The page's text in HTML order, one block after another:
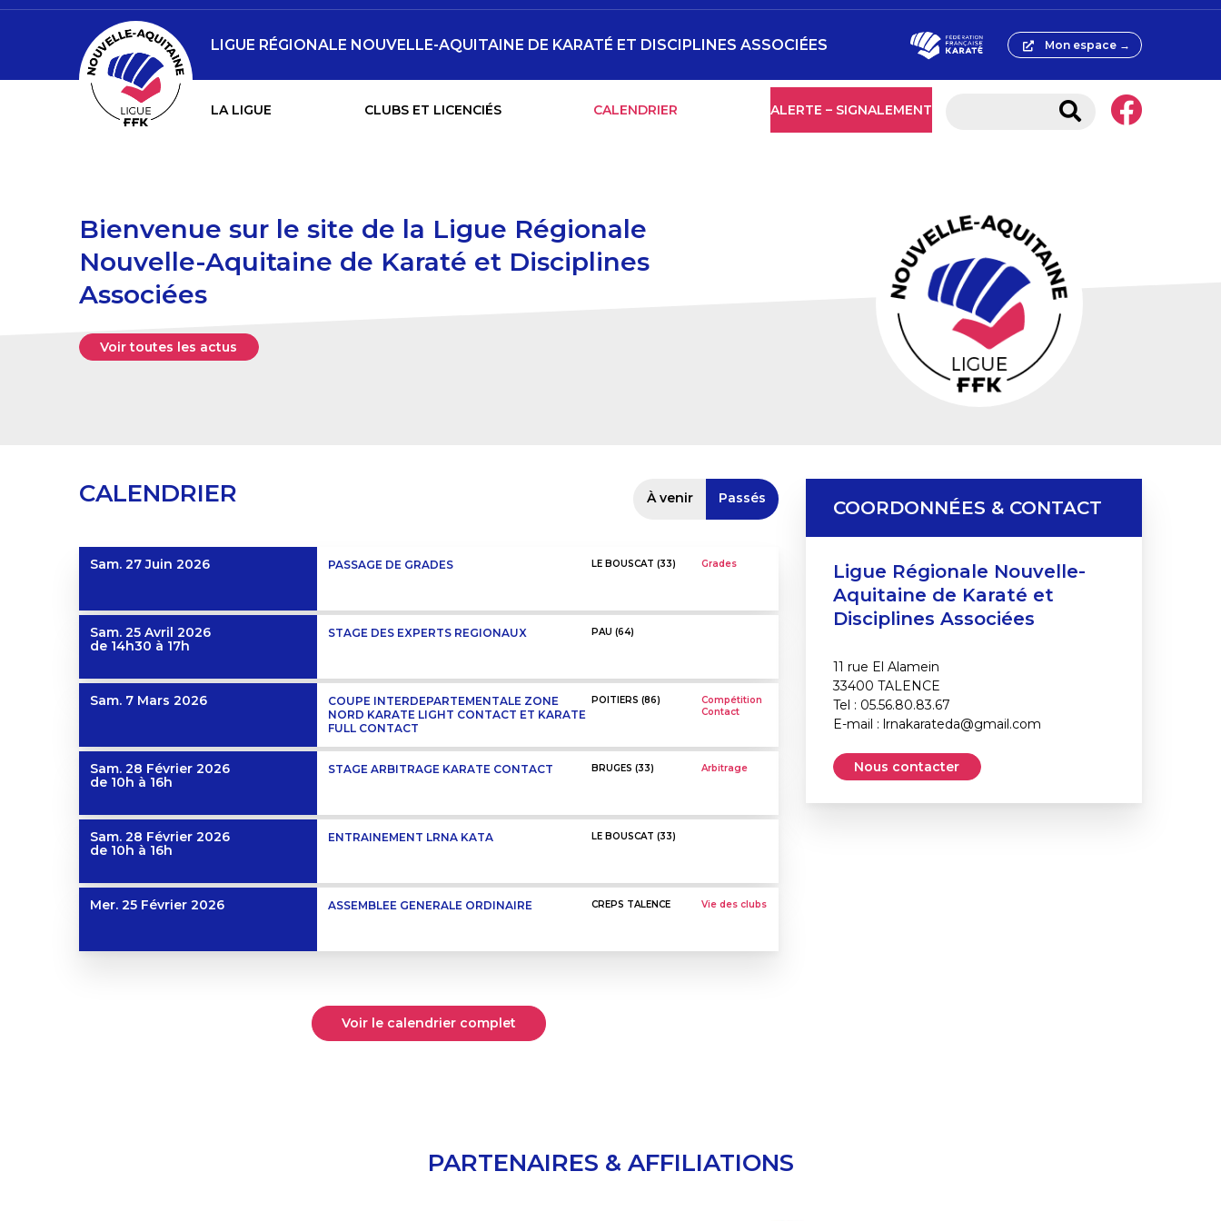
LA LIGUE CLUBS ET LICENCIÉS CALENDRIER ALERTE – SIGNALEMENT
LIGUE RÉGIONALE NOUVELLE-AQUITAINE DE KARATÉ ET DISCIPLINES ASSOCIÉES Mon espace →
Bienvenue sur le site de la Ligue Régionale
Nouvelle-Aquitaine de Karaté et Disciplines
Associées
Voir toutes les actus
CALENDRIER À venir Passés
Sam. 27 Juin 2026 PASSAGE DE GRADES LE BOUSCAT (33) Grades
Sam. 25 Avril 2026
de 14h30 à 17h
STAGE DES EXPERTS REGIONAUX PAU (64)
Sam. 7 Mars 2026
COUPE INTERDEPARTEMENTALE ZONE
NORD KARATE LIGHT CONTACT ET KARATE
FULL CONTACT
POITIERS (86)
Compétition
Contact
Sam. 28 Février 2026
de 10h à 16h
STAGE ARBITRAGE KARATE CONTACT BRUGES (33) Arbitrage
Sam. 28 Février 2026
de 10h à 16h
ENTRAINEMENT LRNA KATA LE BOUSCAT (33)
Mer. 25 Février 2026 ASSEMBLEE GENERALE ORDINAIRE CREPS TALENCE Vie des clubs
Voir le calendrier complet
COORDONNÉES & CONTACT
Ligue Régionale Nouvelle-
Aquitaine de Karaté et
Disciplines Associées
11 rue El Alamein
33400 TALENCE
Tel : 05.56.80.83.67
E-mail : lrnakarateda@gmail.com
Nous contacter
PARTENAIRES & AFFILIATIONS